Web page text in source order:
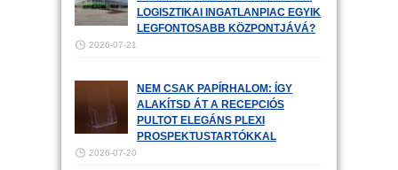
LOGISZTIKAI INGATLANPIAC EGYIK
LEGFONTOSABB KÖZPONTJÁVÁ?
2026-07-21
NEM CSAK PAPÍRHALOM: ÍGY
ALAKÍTSD ÁT A RECEPCIÓS
PULTOT ELEGÁNS PLEXI
PROSPEKTUSTARTÓKKAL
2026-07-20